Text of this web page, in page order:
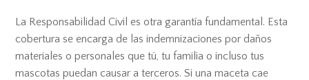
La Responsabilidad Civil es otra garantía fundamental. Esta
cobertura se encarga de las indemnizaciones por daños
materiales o personales que tú, tu familia o incluso tus
mascotas puedan causar a terceros. Si una maceta cae